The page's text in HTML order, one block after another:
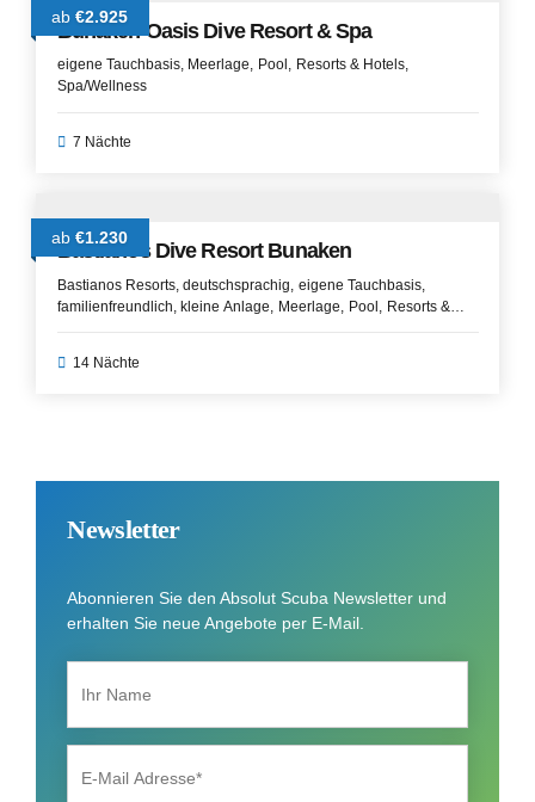
ab €2.925
Bunaken Oasis Dive Resort & Spa
eigene Tauchbasis Meerlage Pool
Resorts & Hotels
Spa/Wellness
7 Nächte
ab €1.230
Bastianos Dive Resort Bunaken
Bastianos Resorts deutschsprachig eigene Tauchbasis
familienfreundlich
kleine Anlage Meerlage Pool
Resorts &
Hotels Spa/Wellness Strandlage
14 Nächte
Newsletter
Abonnieren Sie den Absolut Scuba Newsletter und
erhalten Sie neue Angebote per E-Mail.